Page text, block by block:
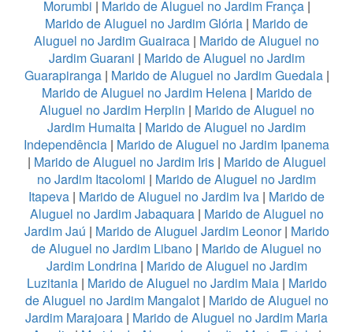
Morumbi | Marido de Aluguel no Jardim França|
Marido de Aluguel no Jardim Glória | Marido de
Aluguel no Jardim Guairaca | Marido de Aluguel no
Jardim Guarani | Marido de Aluguel no Jardim
Guarapiranga| Marido de Aluguel no Jardim Guedala|
Marido de Aluguel no Jardim Helena| Marido de
Aluguel no Jardim Herplin | Marido de Aluguel no
Jardim Humaita | Marido de Aluguel no Jardim
Independência | Marido de Aluguel no Jardim Ipanema
| Marido de Aluguel no Jardim Iris| Marido de Aluguel
no Jardim Itacolomi | Marido de Aluguel no Jardim
Itapeva | Marido de Aluguel no Jardim Iva | Marido de
Aluguel no Jardim Jabaquara| Marido de Aluguel no
Jardim Jaú | Marido de Aluguel Jardim Leonor| Marido
de Aluguel no Jardim Libano | Marido de Aluguel no
Jardim Londrina| Marido de Aluguel no Jardim
Luzitania| Marido de Aluguel no Jardim Maia| Marido
de Aluguel no Jardim Mangalot| Marido de Aluguel no
Jardim Marajoara | Marido de Aluguel no Jardim Maria